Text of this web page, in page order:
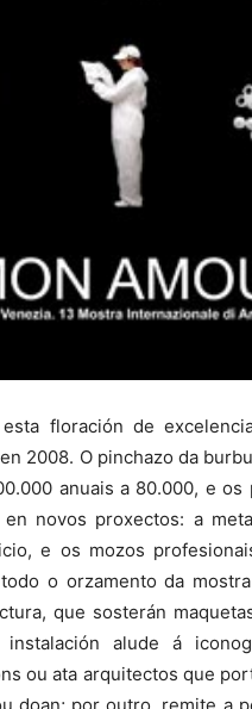
floración de
2008. O pinchazo da
anuais a 80.000, e
novos proxectos: a
e os mozos
o orzamento da
que sosterán
alude á
ou ata arquitectos que